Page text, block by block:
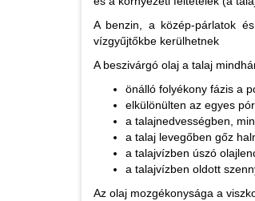
A benzin, a közép-párlatok
vízgyűjtőkbe kerülhetnek
A beszivárgó olaj a talaj
önálló folyékony fázis a
elkülönülten az egyes
a talajnedvességben,
a talaj levegőben gőz
a talajvízben úszó
a talajvízben oldott
Az olaj mozgékonysága a